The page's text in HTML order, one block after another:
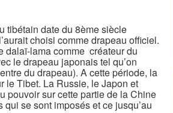
tibétain date du 8ème siècle
choisi comme drapeau officiel.
dalaï-lama comme créateur du
le drapeau japonais tel qu’on
du drapeau). A cette période, la
le Tibet. La Russie, le Japon et
pouvoir sur cette partie de la Chine
se sont imposés et ce jusqu’au